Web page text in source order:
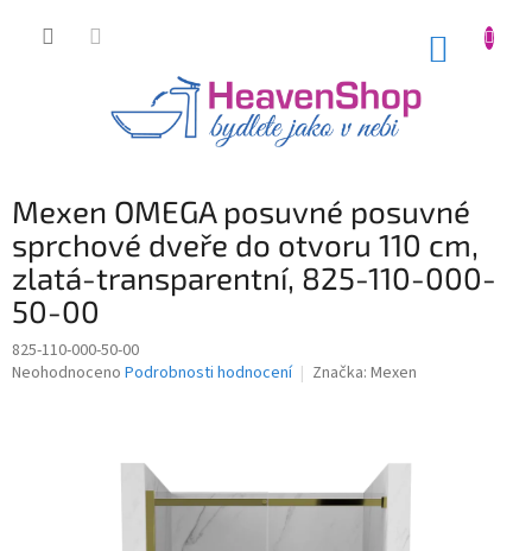
Mexen OMEGA posuvné posuvné
sprchové dveře do otvoru 110 cm,
zlatá-transparentní, 825-110-000-
50-00
825-110-000-50-00
Průměrné
Neohodnoceno Podrobnosti hodnocení Značka: Mexen